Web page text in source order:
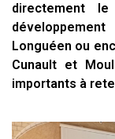
directement
Longuéen ou
Cunault et
importants à